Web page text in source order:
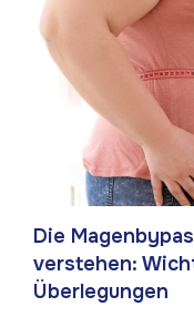
Die
verstehen:
Überlegungen